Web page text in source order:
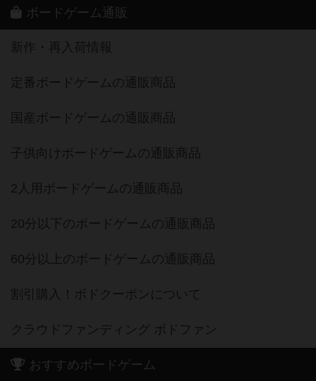
ボードゲーム通販
新作・再入荷情報
定番ボードゲームの通販商品
国産ボードゲームの通販商品
子供向けボードゲームの通販商品
2人用ボードゲームの通販商品
20分以下のボードゲームの通販商品
60分以上のボードゲームの通販商品
割引購入！ボドクーポンについて
クラウドファンディング ボドファン
おすすめボードゲーム